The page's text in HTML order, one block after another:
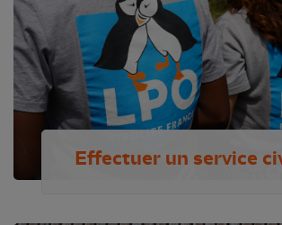
Effectuer un service